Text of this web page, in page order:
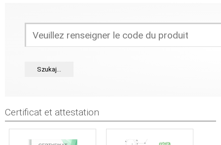
Certificat et attestation